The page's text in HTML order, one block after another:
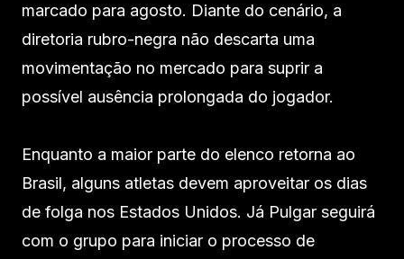
marcado para agosto. Diante do cenário, a
diretoria rubro-negra não descarta uma
movimentação no mercado para suprir a
possível ausência prolongada do jogador.
Enquanto a maior parte do elenco retorna ao
Brasil, alguns atletas devem aproveitar os dias
de folga nos Estados Unidos. Já Pulgar seguirá
com o grupo para iniciar o processo de